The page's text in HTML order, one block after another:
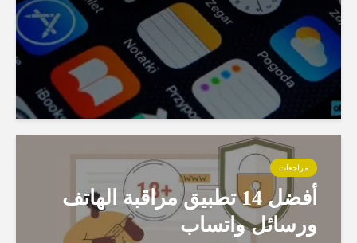
مراجعات
أفضل 14 تطبيق مراقبة الهاتف
ورسائل واتساب